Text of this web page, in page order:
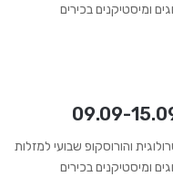
ומיסטיקנים בכירים
והורוסקופ שבועי למזלות
ומיסטיקנים בכירים